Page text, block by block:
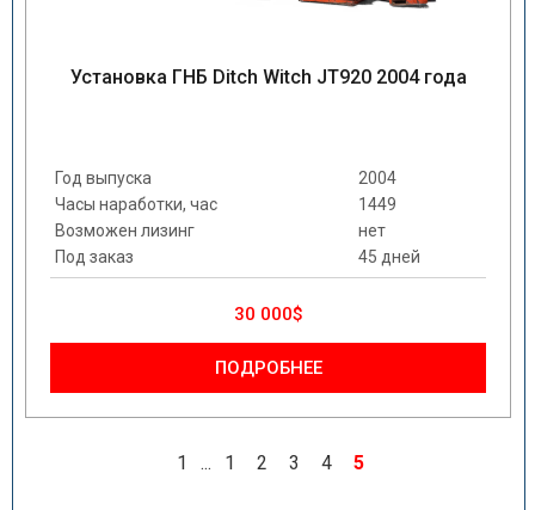
Установка ГНБ Ditch Witch JT920 2004 года
Год выпуска
2004
Часы наработки, час
1449
Возможен лизинг
нет
Под заказ
45 дней
30 000$
ПОДРОБНЕЕ
1 ... 1 2 3 4 5